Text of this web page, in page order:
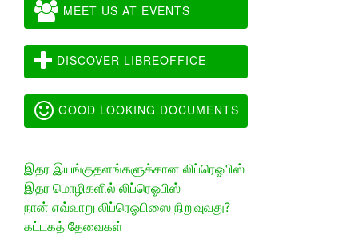
MEET US AT EVENTS
DISCOVER LIBREOFFICE
GOOD LOOKING DOCUMENTS
இதர இயங்குதளங்களுக்கான லிப்ரெஓபிஸ்
இதர மொழிகளில் லிப்ரெஓபிஸ்
நான் எவ்வாறு லிப்ரெஓபிஸை நிறுவுவது?
கட்டகத் தேவைகள்